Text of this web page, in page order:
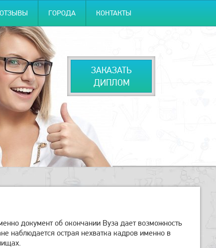
ОТЗЫВЫ ГОРОДА КОНТАКТЫ
ЗАКАЗАТЬ
ДИПЛОМ
документ об окончании Вуза дает возможность
наблюдается острая нехватка кадров именно в